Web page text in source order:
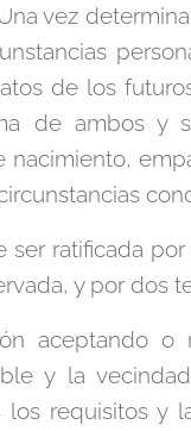
vez
de los
de ambos y
ratificada
y por dos
aceptando
y la
requisitos y